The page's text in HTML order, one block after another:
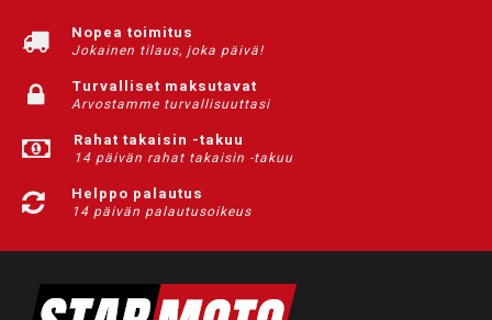
Nopea toimitus
Jokainen tilaus, joka päivä!
Turvalliset maksutavat
Arvostamme turvallisuuttasi
Rahat takaisin -takuu
14 päivän rahat takaisin -takuu
Helppo palautus
14 päivän palautusoikeus